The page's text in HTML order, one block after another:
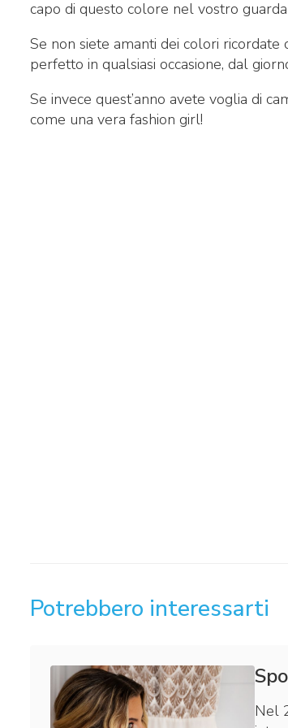
capo di questo colore nel vostro
Se non siete amanti dei colori
perfetto in qualsiasi occasione, dal
Se invece quest’anno avete voglia di
come una vera fashion girl!
Potrebbero interessarti
Nel